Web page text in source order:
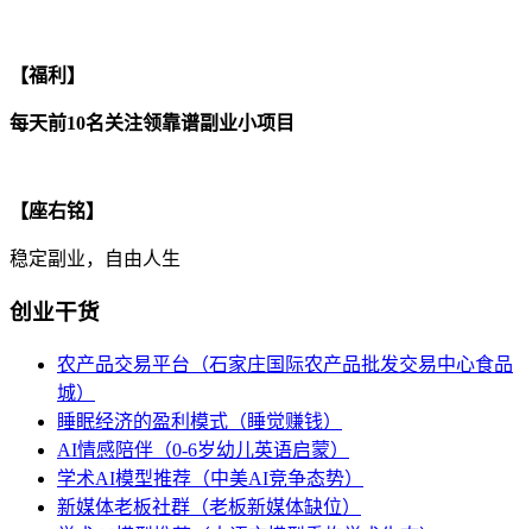
【福利】
每天前10名关注领靠谱副业小项目
【座右铭】
稳定副业，自由人生
创业干货
农产品交易平台（石家庄国际农产品批发交易中心食品
城）
睡眠经济的盈利模式（睡觉赚钱）
AI情感陪伴（0-6岁幼儿英语启蒙）
学术AI模型推荐（中美AI竞争态势）
新媒体老板社群（老板新媒体缺位）